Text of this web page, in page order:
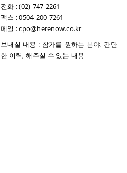
전화 : (02) 747-2261
팩스 : 0504-200-7261
메일 : cpo@herenow.co.kr
보내실 내용 : 참가를 원하는 분야, 간단
한 이력, 해주실 수 있는 내용